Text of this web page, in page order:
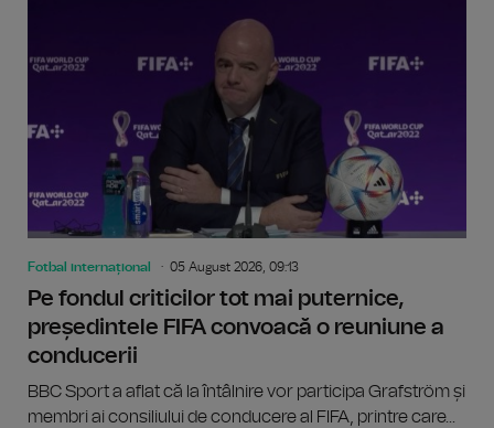
Fotbal internațional 05 August 2026, 09:13
Pe fondul criticilor tot mai puternice,
președintele FIFA convoacă o reuniune a
conducerii
BBC Sport a aflat că la întâlnire vor participa Grafström și
membri ai consiliului de conducere al FIFA, printre care...